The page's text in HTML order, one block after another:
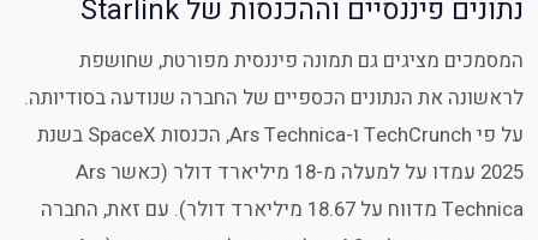
נתונים פיננסיים וההכנסות של Starlink
המסמכים מציגים גם תמונה פיננסית מפורטת, שחושפת
לראשונה את הנתונים הכספיים של החברה שנודעה בסודיותה.
על פי TechCrunch ו-Ars Technica, הכנסות SpaceX בשנת
2025 עמדו על למעלה מ-18 מיליארד דולר (כאשר Ars
Technica מדווח על 18.67 מיליארד דולר). עם זאת, החברה